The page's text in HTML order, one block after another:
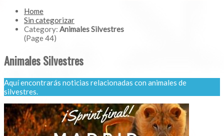
Home
Sin categorizar
Category: Animales Silvestres
(Page 44)
Animales Silvestres
Aquí encontrarás noticias relacionadas con animales de
silvestres.